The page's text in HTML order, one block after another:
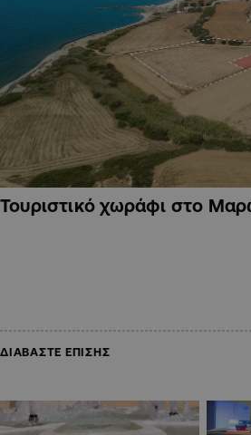
Τουριστικό χωράφι στο
ΔΙΑΒΑΣΤΕ ΕΠΙΣΗΣ